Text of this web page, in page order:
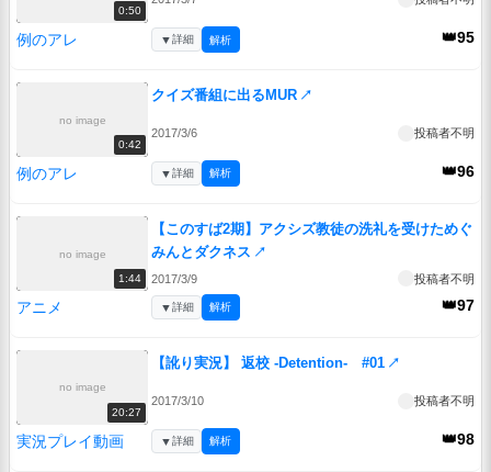
0:50
例のアレ 👑95
▼詳細 解析
no image
0:42
クイズ番組に出るMUR ↗
2017/3/6 投稿者不明
例のアレ 👑96
▼詳細 解析
no image
1:44
【このすば2期】アクシズ教徒の洗礼を受けためぐ
みんとダクネス ↗
2017/3/9 投稿者不明
アニメ 👑97
▼詳細 解析
no image
20:27
【訛り実況】 返校 -Detention- #01 ↗
2017/3/10 投稿者不明
実況プレイ動画 👑98
▼詳細 解析